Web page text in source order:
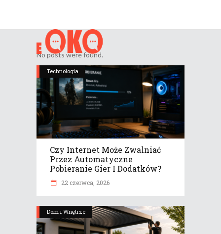
No posts were found.
Technologia
Czy Internet Może Zwalniać
Przez Automatyczne
Pobieranie Gier I Dodatków?
22 czerwca, 2026
Dom i Wnętrze